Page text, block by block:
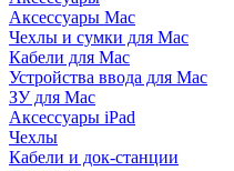
Аксессуары Mac
Чехлы и сумки для Mac
Кабели для Mac
Устройства ввода для Mac
ЗУ для Mac
Аксессуары iPad
Чехлы
Кабели и док-станции